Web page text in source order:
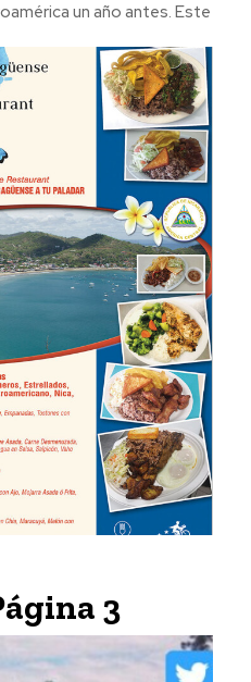
un año antes. Este
3